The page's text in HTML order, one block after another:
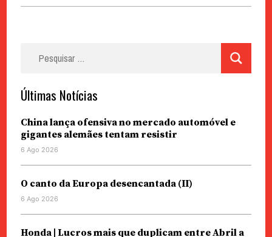
Últimas Notícias
China lança ofensiva no mercado automóvel e
gigantes alemães tentam resistir
6 Ago 2026
O canto da Europa desencantada (II)
6 Ago 2026
Honda | Lucros mais que duplicam entre Abril a